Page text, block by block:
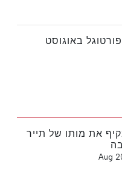
באוגוסט
את מותו של תייר